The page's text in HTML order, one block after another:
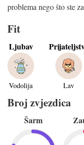
problema nego što ste
Fit
Ljubav
Vodolija Lav
Broj zvjezdica
Šarm